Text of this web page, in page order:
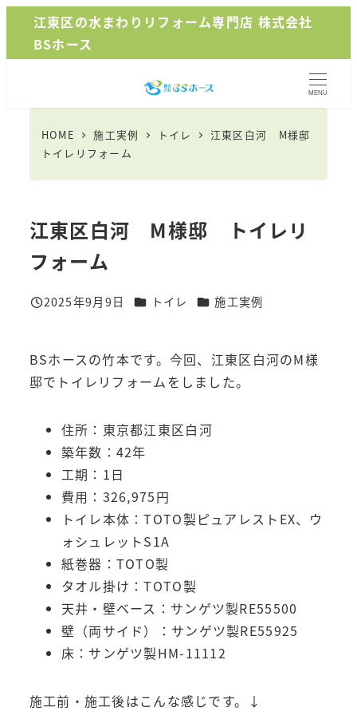
ン
江東区の水まわりリフォーム専門店 株式会社
BSホース
MENU
HOME 施工実例 トイレ
江東区白河 M様邸
トイレリフォーム
江東区白河 M様邸 トイレリ
フォーム
投稿日
2025年9月9日 カテゴリー
トイレ カテゴリー
施工実例
BSホースの竹本です。今回、江東区白河のM様
邸でトイレリフォームをしました。
住所：東京都江東区白河
築年数：42年
工期：1日
費用：326,975円
トイレ本体：TOTO製ピュアレストEX、ウ
ォシュレットS1A
紙巻器：TOTO製
タオル掛け：TOTO製
天井・壁ベース：サンゲツ製RE55500
壁（両サイド）：サンゲツ製RE55925
床：サンゲツ製HM-11112
施工前・施工後はこんな感じです。↓